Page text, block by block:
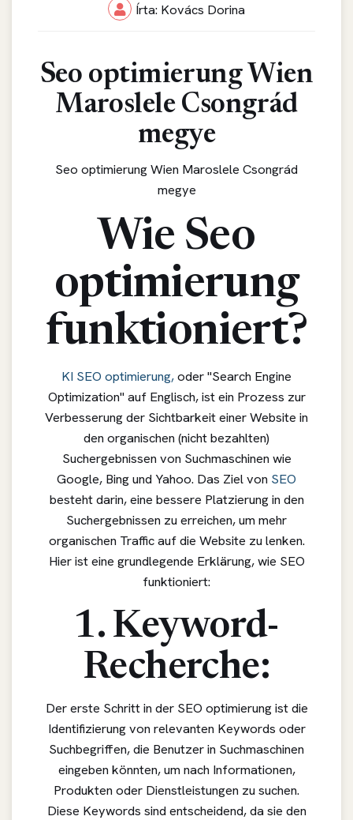
Írta: Kovács Dorina
Seo optimierung Wien
Maroslele Csongrád
megye
Seo optimierung Wien Maroslele Csongrád
megye
Wie Seo
optimierung
funktioniert?
KI SEO optimierung,oder "Search Engine
Optimization" auf Englisch, ist ein Prozess zur
Verbesserung der Sichtbarkeit einer Website in
den organischen (nicht bezahlten)
Suchergebnissen von Suchmaschinen wie
Google, Bing und Yahoo. Das Ziel von SEO
besteht darin, eine bessere Platzierung in den
Suchergebnissen zu erreichen, um mehr
organischen Traffic auf die Website zu lenken.
Hier ist eine grundlegende Erklärung, wie SEO
funktioniert:
1. Keyword-
Recherche:
Der erste Schritt in der SEO optimierung ist die
Identifizierung von relevanten Keywords oder
Suchbegriffen, die Benutzer in Suchmaschinen
eingeben könnten, um nach Informationen,
Produkten oder Dienstleistungen zu suchen.
Diese Keywords sind entscheidend, da sie den